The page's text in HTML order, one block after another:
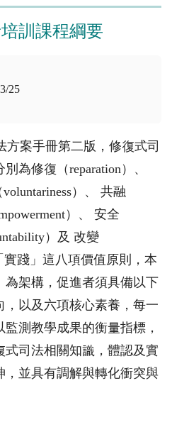
訓課程綱要
25
案手冊第二版，修復式司
別為修復（reparation）、
voluntariness）、 共融
）、 安全
）及 改變
實踐」這八項價值原則，本
為架構，促進者須具備以下
以及六項核心素養，每一
測教學成果的衡量指標，
式司法相關知識，體認及實
，並具有調解與轉化衝突與